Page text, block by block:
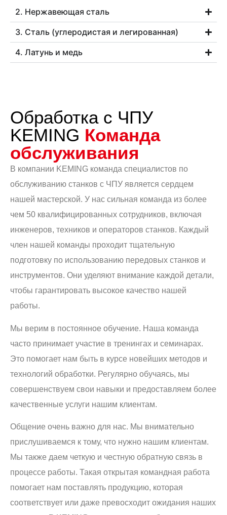
2. Нержавеющая сталь
3. Сталь (углеродистая и легированная)
4. Латунь и медь
Обработка с ЧПУ
KEMING Команда
обслуживания
В компании KEMING команда специалистов по
обслуживанию станков с ЧПУ является сердцем
нашей мастерской. У нас сильная команда из более
чем 50 квалифицированных сотрудников, включая
инженеров, техников и операторов станков. Каждый
член нашей команды проходит тщательную
подготовку по использованию передовых станков и
инструментов. Они уделяют внимание каждой детали,
чтобы гарантировать высокое качество нашей
работы.
Мы верим в постоянное обучение. Наша команда
часто принимает участие в тренингах и семинарах.
Это помогает нам быть в курсе новейших методов и
технологий обработки. Регулярно обучаясь, мы
совершенствуем свои навыки и предоставляем более
качественные услуги нашим клиентам.
Общение очень важно для нас. Мы внимательно
прислушиваемся к тому, что нужно нашим клиентам.
Мы также даем четкую и честную обратную связь в
процессе работы. Такая открытая командная работа
помогает нам поставлять продукцию, которая
соответствует или даже превосходит ожидания наших